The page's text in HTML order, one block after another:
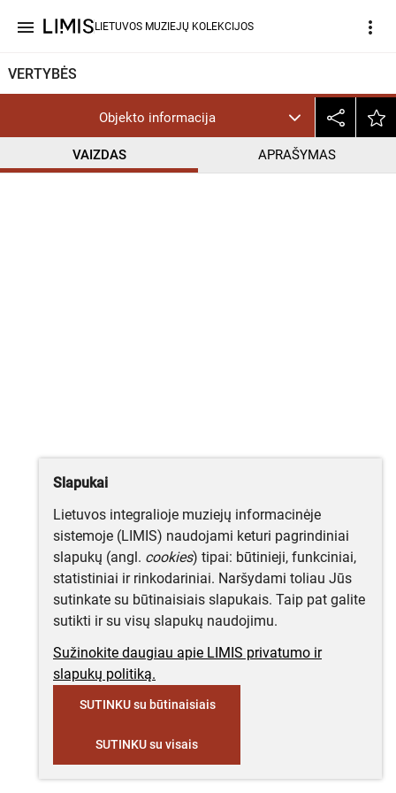
menu LIETUVOS MUZIEJŲ KOLEKCIJOS more_vert
VERTYBĖS
Objekto informacija
VAIZDAS APRAŠYMAS
Slapukai
Lietuvos integralioje muziejų informacinėje
sistemoje (LIMIS) naudojami keturi pagrindiniai
slapukų (angl. cookies) tipai: būtinieji, funkciniai,
statistiniai ir rinkodariniai. Naršydami toliau Jūs
sutinkate su būtinaisiais slapukais. Taip pat galite
sutikti ir su visų slapukų naudojimu.
Sužinokite daugiau apie LIMIS privatumo ir
slapukų politiką.
SUTINKU su būtinaisiais
SUTINKU su visais